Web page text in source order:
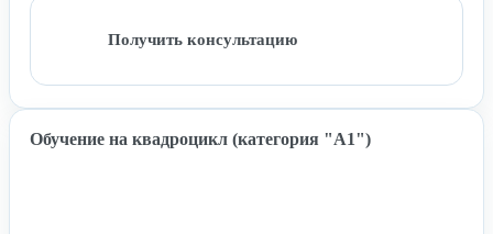
Получить консультацию
Обучение на квадроцикл (категория "A1")